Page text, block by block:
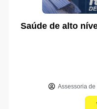
Saúde de alto
Assessoria de